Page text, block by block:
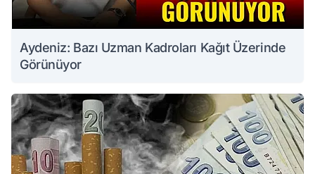
Aydeniz: Bazı Uzman Kadroları Kağıt Üzerinde
Görünüyor